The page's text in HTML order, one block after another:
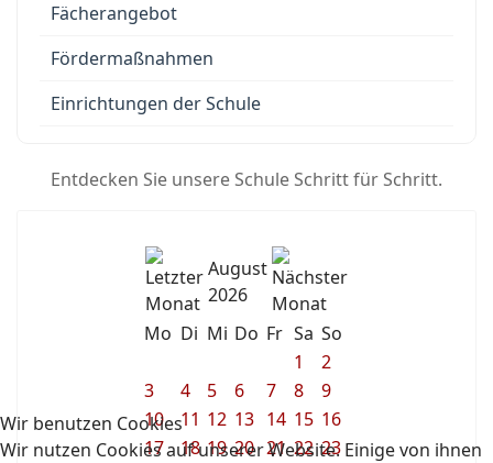
Fächerangebot
Fördermaßnahmen
Einrichtungen der Schule
Entdecken Sie unsere Schule Schritt für Schritt.
August
2026
Mo Di Mi Do Fr Sa So
1
2
3
4 5 6 7 8
9
10
11 12 13 14 15 16
17
18 19 20 21 22 23
Wir benutzen Cookies
Wir nutzen Cookies auf unserer Website. Einige von ihnen